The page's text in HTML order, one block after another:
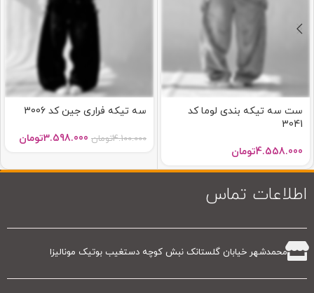
ست سه تیکه بندی لوما کد
3041
4.558.000تومان
سه تیکه فراری جین کد 3006
4.100.000تومان 3.598.000تومان
اطلاعات تماس
محمدشهر خیابان گلستانک نبش کوچه دستغیب بوتیک مونالیزا